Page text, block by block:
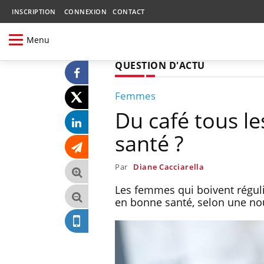
INSCRIPTION CONNEXION CONTACT
Menu
QUESTION D'ACTU
Femmes
Du café tous
santé ?
Par Diane Cacciarella
Les femmes qui boivent
en bonne santé, selon une